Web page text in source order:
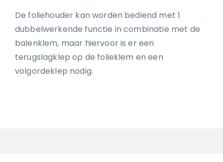
De foliehouder kan worden bediend met 1
dubbelwerkende functie in combinatie met de
balenklem, maar hiervoor is er een
terugslagklep op de folieklem en een
volgordeklep nodig.